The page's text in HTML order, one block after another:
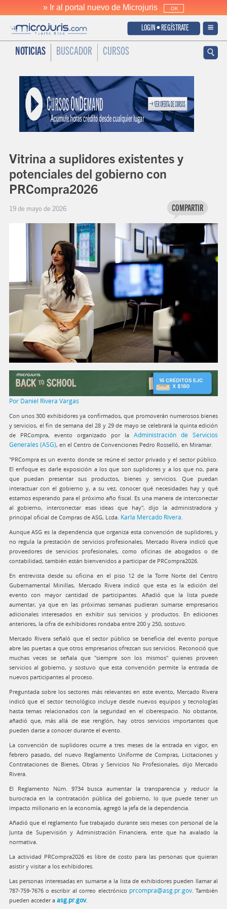
» Ir al portal nuevo de Microjuris OK
LOGIN • REGÍSTRATE
NOTICIAS BUSCADOR CURSOS
Vitrina a suplidores existentes y
potenciales del gobierno con
PRCompra2026
19 de mayo de 2026 COMPARTIR
Por Daniel Rivera Vargas
Con unos 300 exhibidores ya confirmados, que promoverán numerosos bienes
y servicios, el fin de semana del 28 y 29 de mayo se celebrará la quinta edición
de PRCompra, evento organizado por laAdministración de Servicios
Generales (ASG), en el Centro de Convenciones Pedro Rosselló, en Miramar.
"PRCompra es un evento donde se reúne el sector privado y el sector público.
El enfoque es darle exposición a los que son suplidores y a los que no, para
que puedan presentar sus productos, bienes y servicios. Que puedan
interactuar con el gobierno y, a su vez, conocer qué necesidades hay y qué
estamos esperando para el próximo año fiscal. Es una manera de interconectar
al gobierno, interconectar esas ideas que hay", dijo la administradora y
principal oficial de Compras de ASG, Lcda. Karla Mercado Rivera.
Aunque ASG es la dependencia que organiza esta convención de suplidores, y
no regula la prestación de servicios profesionales, Mercado Rivera indicó que
proveedores de servicios profesionales, como oficinas de abogados o de
contabilidad, también están bienvenidos a participar de PRCompra2026.
En entrevista desde su oficina en el piso 12 de la Torre Norte del Centro
Gubernamental Minillas, Mercado Rivera indicó que esta es la edición del
evento con mayor cantidad de participantes. Añadió que la lista puede
aumentar, ya que en las próximas semanas pudieran sumarse empresarios
adicionales interesados en exhibir sus servicios y productos. En ediciones
anteriores, la cifra de exhibidores rondaba entre 200 y 250, sostuvo.
Mercado Rivera señaló que el sector público se beneficia del evento porque
abre las puertas a que otros empresarios ofrezcan sus servicios. Reconoció que
muchas veces se señala que "siempre son los mismos" quienes proveen
servicios al gobierno, y sostuvo que esta convención permite la entrada de
nuevos participantes al proceso.
Preguntada sobre los sectores más relevantes en este evento, Mercado Rivera
indicó que el sector tecnológico incluye desde nuevos equipos y tecnologías
hasta temas relacionados con la seguridad en el ciberespacio. No obstante,
añadió que, más allá de ese renglón, hay otros servicios importantes que
pueden darse a conocer durante el evento.
La convención de suplidores ocurre a tres meses de la entrada en vigor, en
febrero pasado, del nuevo Reglamento Uniforme de Compras, Licitaciones y
Contrataciones de Bienes, Obras y Servicios No Profesionales, dijo Mercado
Rivera.
El Reglamento Núm. 9734 busca aumentar la transparencia y reducir la
burocracia en la contratación pública del gobierno, lo que puede tener un
impacto millonario en la economía, agregó la jefa de la dependencia.
Añadió que el reglamento fue trabajado durante seis meses con personal de la
Junta de Supervisión y Administración Financiera, ente que ha avalado la
normativa.
La actividad PRCompra2026 es libre de costo para las personas que quieran
asistir y visitar a los exhibidores.
Las personas interesadas en sumarse a la lista de exhibidores pueden llamar al
787-759-7676 o escribir al correo electrónico prcompra@asg.pr.gov. También
pueden acceder a asg.pr.gov.